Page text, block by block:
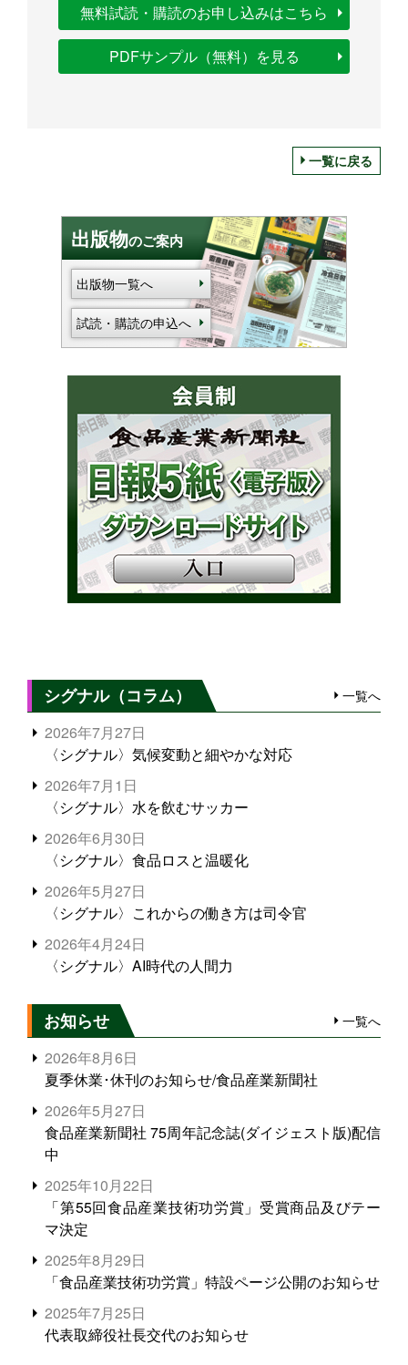
無料試読・購読のお申し込みはこちら
PDFサンプル（無料）を見る
一覧に戻る
出版物のご案内
出版物一覧へ
試読・購読の申込へ
シグナル（コラム） 一覧へ
2026年7月27日
〈シグナル〉気候変動と細やかな対応
2026年7月1日
〈シグナル〉水を飲むサッカー
2026年6月30日
〈シグナル〉食品ロスと温暖化
2026年5月27日
〈シグナル〉これからの働き方は司令官
2026年4月24日
〈シグナル〉AI時代の人間力
お知らせ 一覧へ
2026年8月6日
夏季休業･休刊のお知らせ/食品産業新聞社
2026年5月27日
食品産業新聞社 75周年記念誌(ダイジェスト版)配信
中
2025年10月22日
「第55回食品産業技術功労賞」受賞商品及びテー
マ決定
2025年8月29日
「食品産業技術功労賞」特設ページ公開のお知らせ
2025年7月25日
代表取締役社長交代のお知らせ